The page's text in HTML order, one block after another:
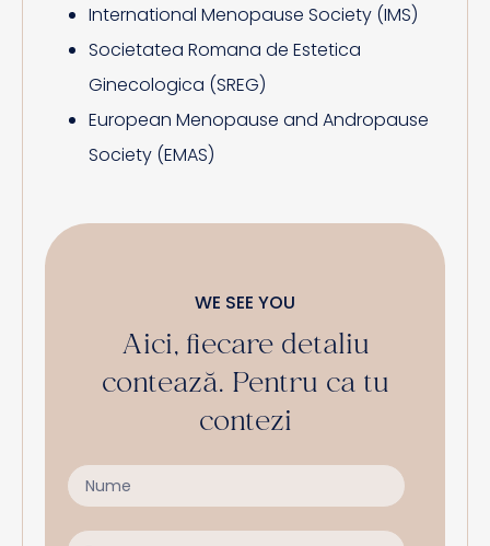
International Menopause Society (IMS)
Societatea Romana de Estetica
Ginecologica (SREG)
European Menopause and Andropause
Society (EMAS)
WE SEE YOU
Aici, fiecare detaliu
contează. Pentru ca tu
contezi